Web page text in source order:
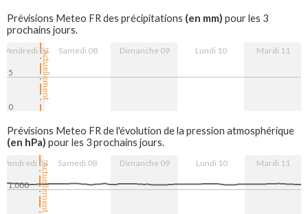
Prévisions Meteo FR des précipitations (en mm) pour les 3
prochains jours.
Actuellement
Vendredi 07 Samedi 08 Dimanche 09 Lundi 10 Mardi 11
0
5
Prévisions Meteo FR de l'évolution de la pression atmosphérique
(en hPa) pour les 3 prochains jours.
Actuellement
Vendredi 07 Samedi 08 Dimanche 09 Lundi 10 Mardi 11
1,000